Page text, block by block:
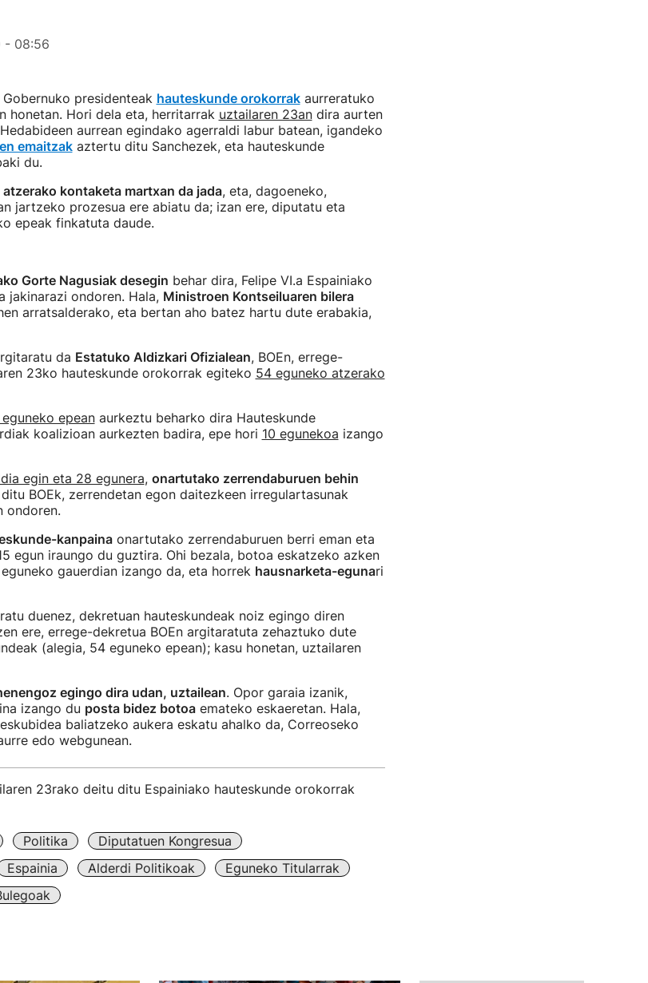
- 08:56
presidenteak hauteskunde orokorrakaurreratuko
honetan. Hori dela eta, herritarrak uztailaren 23andira aurten
aurrean egindako agerraldi labur batean, igandeko
emaitzakaztertu ditu Sanchezek, eta hauteskunde
du.
kontaketa martxan da jada, eta, dagoeneko,
jartzeko prozesua ere abiatu da; izan ere, diputatu eta
epeak finkatuta daude.
Gorte Nagusiak desegin behar dira, Felipe VI.a Espainiako
jakinarazi ondoren. Hala, Ministroen Kontseiluaren bilera
arratsalderako, eta bertan aho batez hartu dute erabakia,
da Estatuko Aldizkari Ofizialean, BOEn, errege-
23ko hauteskunde orokorrak egiteko 54 eguneko atzerako
epeanaurkeztu beharko dira Hauteskunde
koalizioan aurkezten badira, epe hori 10 egunekoa izango
egin eta 28 egunera, onartutako zerrendaburuen behin
BOEk, zerrendetan egon daitezkeen irregulartasunak
ondoren.
kanpainaonartutako zerrendaburuen berri eman eta
egun iraungo du guztira. Ohi bezala, botoa eskatzeko azken
gauerdian izango da, eta horrek hausnarketa-egunari
duenez, dekretuan hauteskundeak noiz egingo diren
ere, errege-dekretua BOEn argitaratuta zehaztuko dute
(alegia, 54 eguneko epean); kasu honetan, uztailaren
egingo dira udan, uztailean. Opor garaia izanik,
izango du posta bidez botoaemateko eskaeretan. Hala,
baliatzeko aukera eskatu ahalko da, Correoseko
edo webgunean.
23rako deitu ditu Espainiako hauteskunde orokorrak
Politika
Diputatuen Kongresua
Espainia Alderdi Politikoak
Eguneko Titularrak